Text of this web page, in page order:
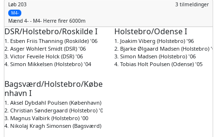
Løb 203 3 tilmeldinger
M4-
Mænd 4- - M4- Herre firer 6000m
DSR/Holstebro/Roskilde I
1. Esben Friis Thanning (Roskilde) '06
2. Asger Wohlert Smidt (DSR) '06
3. Victor Feveile Holck (DSR) '06
4. Simon Mikkelsen (Holstebro) '04
Holstebro/Odense I
1. Joakim Viberg (Holstebro) '96
2. Bjarke Ølgaard Madsen (Holstebro)
3. Simon Madsen (Holstebro) '06
4. Tobias Holt Poulsen (Odense) '05
Bagsværd/Holstebro/Købe
nhavn I
1. Aksel Dybdahl Poulsen (København) '98
2. Christian Søndergaard (Holstebro) '04
3. Magnus Valbirk (Holstebro) '00
4. Nikolaj Kragh Simonsen (Bagsværd) '06